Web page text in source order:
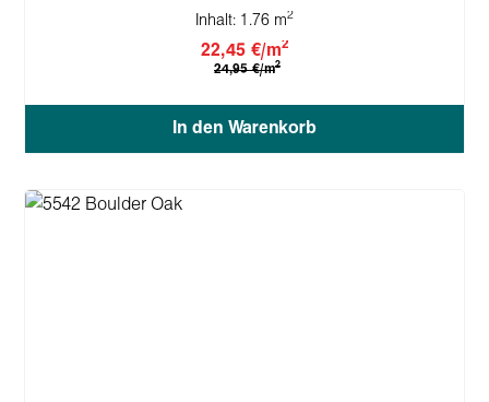
Inhalt: 1.76 m2
22,45 €/m2
24,95 €/m2
In den Warenkorb